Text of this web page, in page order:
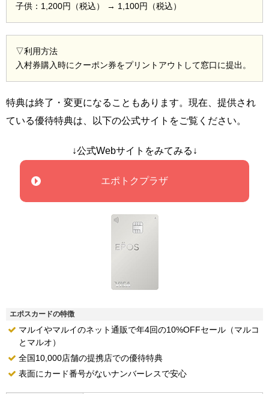
子供：1,200円（税込） → 1,100円（税込）
▽利用方法
入村券購入時にクーポン券をプリントアウトして窓口に提出。
特典は終了・変更になることもあります。現在、提供され
ている優待特典は、以下の公式サイトをご覧ください。
↓公式Webサイトをみてみる↓
エポトクプラザ
エポスカードの特徴
マルイやマルイのネット通販で年4回の10%OFFセール（マルコ
とマルオ）
全国10,000店舗の提携店での優待特典
表面にカード番号がないナンバーレスで安心